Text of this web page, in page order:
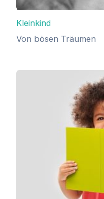
Kleinkind
Von bösen Träumen